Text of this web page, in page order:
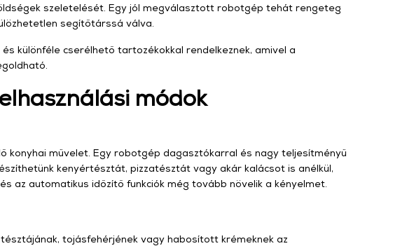
szeletelését. Egy jól megválasztott robotgép tehát rengeteg
segítőtárssá válva.
különféle cserélhető tartozékokkal rendelkeznek, amivel a
módok
konyhai művelet. Egy robotgép dagasztókarral és nagy teljesítményű
kenyértésztát, pizzatésztát vagy akár kalácsot is anélkül,
az automatikus időzítő funkciók még tovább növelik a kényelmet.
tojásfehérjének vagy habosított krémeknek az